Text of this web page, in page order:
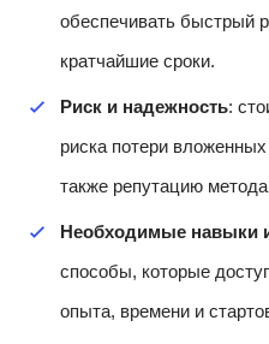
обеспечивать быстрый
кратчайшие сроки.
Риск и надежность:
риска потери
также репутацию
Необходимые навыки
способы, которые
опыта, времени и